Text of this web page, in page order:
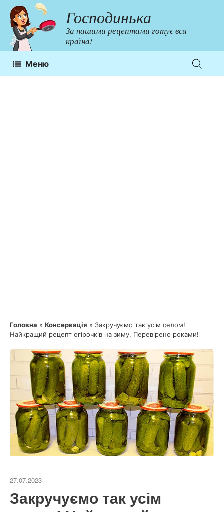
Перейти
до
контенту
Господинька
За нашими рецептами готує вся
країна!
Меню
Головна » Консервація » Закручуємо так усім селом!
Найкращий рецепт огірочків на зиму. Перевірено роками!
27.07.2023
Закручуємо так усім